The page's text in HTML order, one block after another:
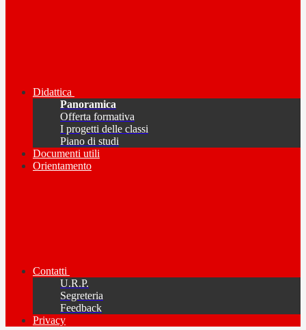
Didattica
Panoramica
Offerta formativa
I progetti delle classi
Piano di studi
Documenti utili
Orientamento
Contatti
U.R.P.
Segreteria
Feedback
Privacy